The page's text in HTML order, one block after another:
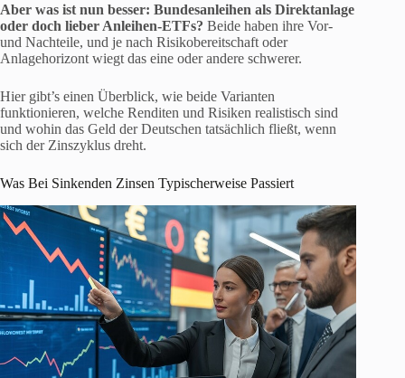
Aber was ist nun besser: Bundesanleihen als Direktanlage
oder doch lieber Anleihen-ETFs? Beide haben ihre Vor-
und Nachteile, und je nach Risikobereitschaft oder
Anlagehorizont wiegt das eine oder andere schwerer.
Hier gibt’s einen Überblick, wie beide Varianten
funktionieren, welche Renditen und Risiken realistisch sind
und wohin das Geld der Deutschen tatsächlich fließt, wenn
sich der Zinszyklus dreht.
Was Bei Sinkenden Zinsen Typischerweise Passiert